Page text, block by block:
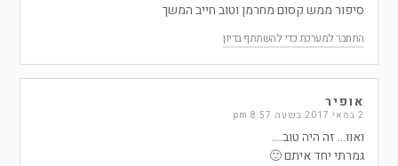
סיפור ממש קסום מחרמן וטוב חייב המשך
התחבר למערכת כדי להשתתף בדיון
אופיר
2 במאי 2017 בשעה 8:57 pm
ואוו… זה היה טוב….
גמרתי יחד איתם 🙂